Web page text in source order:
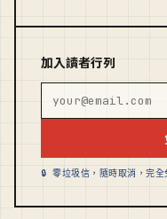
加入讀者行列
🔒 零垃圾信，隨時取消，完全